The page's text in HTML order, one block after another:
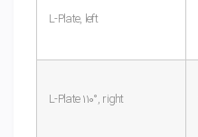
L-Plate, left
L-Plate 110°, right